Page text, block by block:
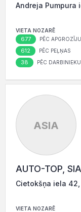
Andreja Pumpura
VIETA NOZARĒ
677 PĒC
612 PĒC PEĻŅAS
38 PĒC
ASIA
AUTO-TOP, SIA
Cietokšņa iela
VIETA NOZARĒ